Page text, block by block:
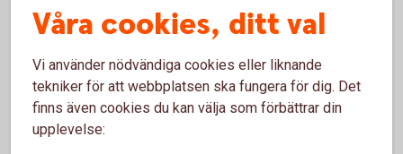
Produktfakta och villkor
Vanliga frågor och svar
Våra cookies, ditt val
Vi använder nödvändiga cookies eller liknande
tekniker för att webbplatsen ska fungera för dig. Det
finns även cookies du kan välja som förbättrar din
upplevelse: